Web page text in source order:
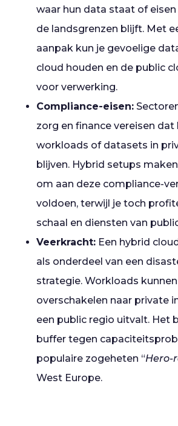
waar hun data staat of
de landsgrenzen blijft. Met
aanpak kun je gevoelige
cloud houden en de public
voor verwerking.
Compliance-eisen:
zorg en finance vereisen
workloads of datasets in
blijven. Hybrid setups
om aan deze compliance-
voldoen, terwijl je toch
schaal en diensten van
Veerkracht: Een hybrid
als onderdeel van een
strategie. Workloads
overschakelen naar private
een public regio uitvalt. Het
buffer tegen
populaire zogeheten “Hero-
West Europe.